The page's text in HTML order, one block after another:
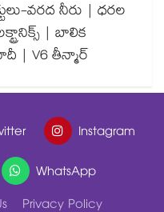
వరద నీరు | ధరల
| బాలిక
| V6 తీన్మార్
Instagram
WhatsApp
Privacy Policy